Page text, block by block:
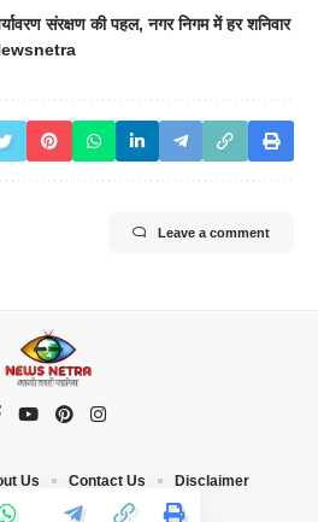
संरक्षण की पहल,नगर निगम में हर शनिवार
Leave a comment
Us Contact Us Disclaimer